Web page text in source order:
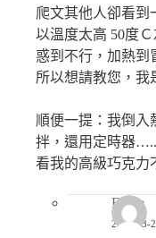
爬文其他人卻看到
以溫度太高 50度
惑到不行，加熱到
所以想請教您，我
順便一提：我倒入
拌，還用定時器
看我的高級巧克力
Eddie
2020-03-